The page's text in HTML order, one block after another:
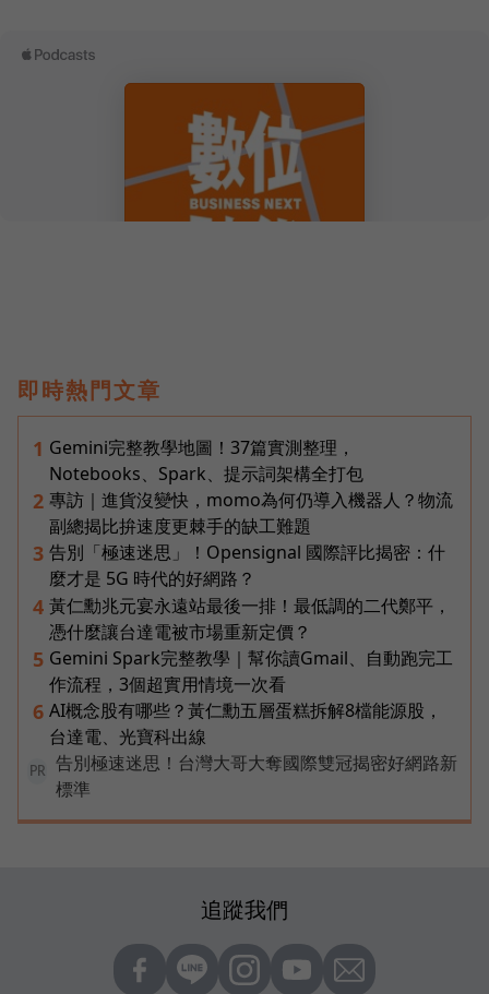
即時熱門文章
1 Gemini完整教學地圖！37篇實測整理，
Notebooks、Spark、提示詞架構全打包
2 專訪｜進貨沒變快，momo為何仍導入機器人？物流
副總揭比拚速度更棘手的缺工難題
3 告別「極速迷思」！Opensignal 國際評比揭密：什
麼才是 5G 時代的好網路？
4 黃仁勳兆元宴永遠站最後一排！最低調的二代鄭平，
憑什麼讓台達電被市場重新定價？
5 Gemini Spark完整教學｜幫你讀Gmail、自動跑完工
作流程，3個超實用情境一次看
6 AI概念股有哪些？黃仁勳五層蛋糕拆解8檔能源股，
台達電、光寶科出線
PR
告別極速迷思！台灣大哥大奪國際雙冠揭密好網路新
標準
追蹤我們